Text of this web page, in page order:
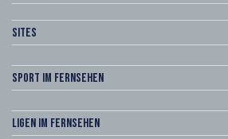
Sites
Sport im Fernsehen
Ligen im Fernsehen